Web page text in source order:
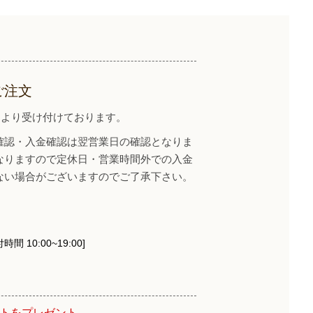
注文
り受け付けております。
・入金確認は翌営業日の確認となりま
ますので定休日・営業時間外での入金
場合がございますのでご了承下さい。
時間 10:00~19:00]